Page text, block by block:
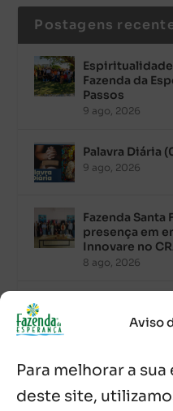
Aviso
Para melhorar a
deste site,
Postagens
Fazenda da
Passos
9 ago, 2026
Palavra Diária
9 ago, 2026
Fazenda Santa
presença em
Innovare no
8 ago, 2026
8 ago, 2026
Acolhidos e
7 ago, 2026